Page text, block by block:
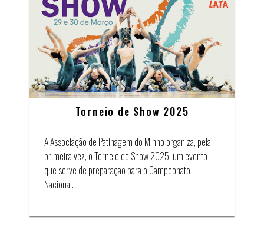
Torneio de Show 2025
A Associação de Patinagem do Minho organiza, pela
primeira vez, o Torneio de Show 2025, um evento
que serve de preparação para o Campeonato
Nacional.